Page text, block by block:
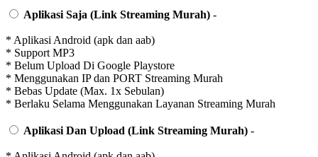
Aplikasi Saja (Link Streaming Murah) -
* Aplikasi Android (apk dan aab)
* Support MP3
* Belum Upload Di Google Playstore
* Menggunakan IP dan PORT Streaming Murah
* Bebas Update (Max. 1x Sebulan)
* Berlaku Selama Menggunakan Layanan Streaming Murah
Aplikasi Dan Upload (Link Streaming Murah) -